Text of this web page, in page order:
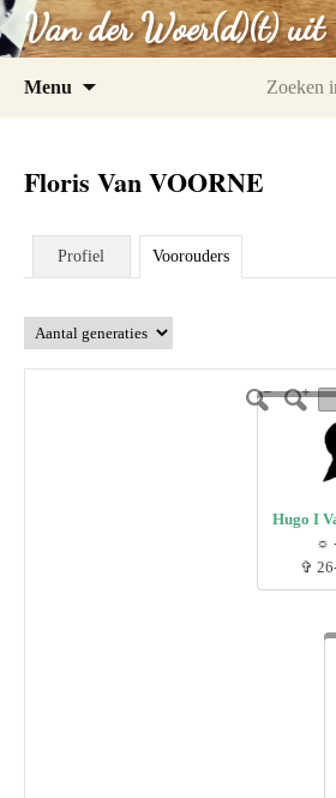
Van der Woer(d)(t)
Menu
Floris Van VOORNE
Profiel Voorouders
Hugo I
☼
✞